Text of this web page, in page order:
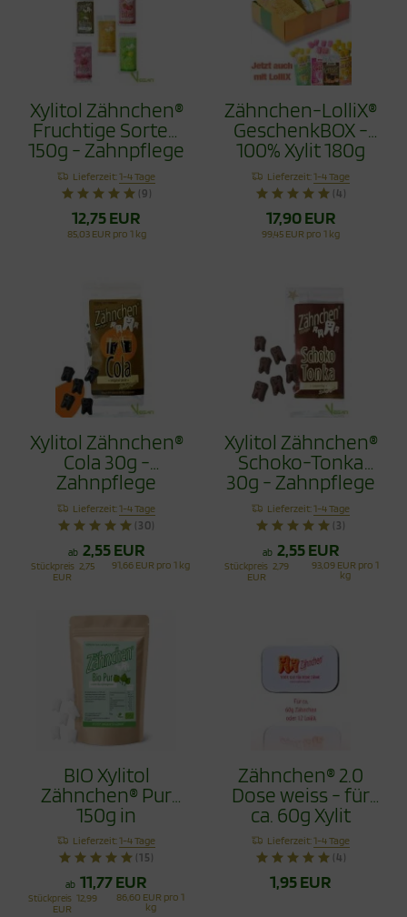
Xylitol Zähnchen®
Fruchtige Sorten
150g - Zahnpflege
Bonbons Jetzt
mit Himbeere
Lieferzeit:1-4 Tage
(9)
12,75 EUR
85,03 EUR pro 1 kg
Zähnchen-LolliX®
GeschenkBOX -
100% Xylit 180g
Lieferzeit:1-4 Tage
(4)
17,90 EUR
99,45 EUR pro 1 kg
Xylitol Zähnchen®
Cola 30g -
Zahnpflege
Bonbons
Lieferzeit:1-4 Tage
(30)
ab 2,55 EUR
Stückpreis 2,75
EUR
91,66 EUR pro 1 kg
Xylitol Zähnchen®
Schoko-Tonka
30g - Zahnpflege
Bonbons
Lieferzeit:1-4 Tage
(3)
ab 2,55 EUR
Stückpreis 2,79
EUR
93,09 EUR pro 1
kg
BIO Xylitol
Zähnchen® Pur
150g in
recyclingfähiger
Tüte - Zahnpflege
Bonbons
Lieferzeit:1-4 Tage
(15)
ab 11,77 EUR
Stückpreis 12,99
EUR
86,60 EUR pro 1
kg
Zähnchen® 2.0
Dose weiss - für
ca. 60g Xylit
Zähnchen
Lieferzeit:1-4 Tage
(4)
1,95 EUR